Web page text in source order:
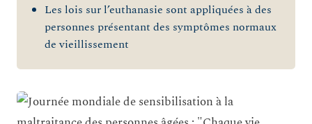
Les lois sur l’euthanasie sont appliquées à des
personnes présentant des symptômes normaux
de vieillissement